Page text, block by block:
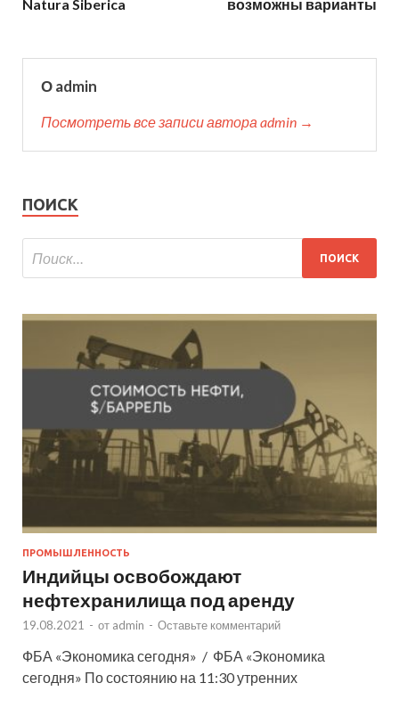
Natura Siberica возможны варианты
О admin
Посмотреть все записи автора admin →
ПОИСК
ПРОМЫШЛЕННОСТЬ
Индийцы освобождают
нефтехранилища под аренду
19.08.2021 - от admin - Оставьте комментарий
ФБА «Экономика сегодня» / ФБА «Экономика
сегодня» По состоянию на 11:30 утренних